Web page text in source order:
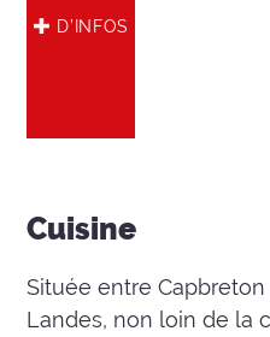
D’INFOS
Cuisine
Située entre
Landes, non loin de la